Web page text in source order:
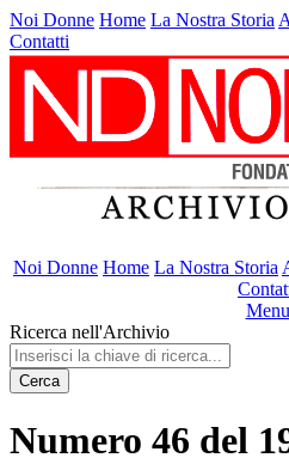
Noi Donne Home La Nostra Storia
Contatti
Noi Donne Home La Nostra Storia
Menu
Ricerca nell'Archivio
Cerca
Numero 46 del